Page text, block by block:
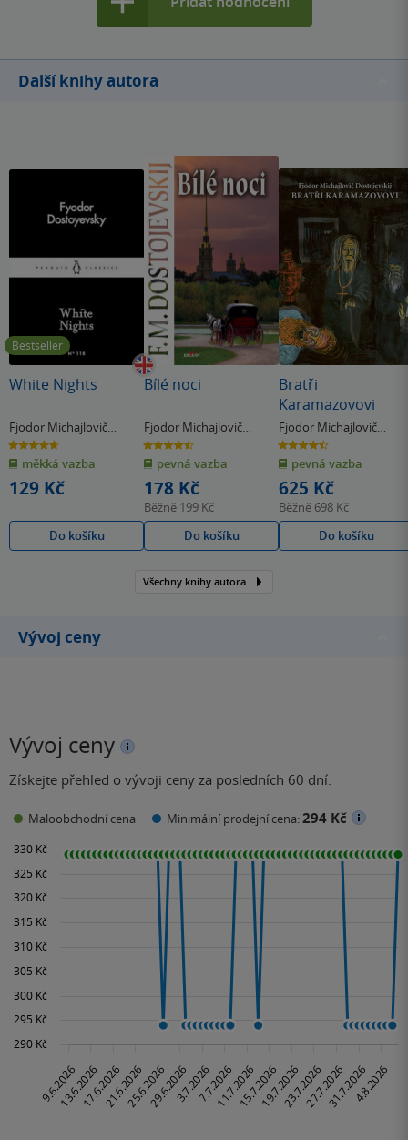
Další knihy autora
Bestseller
White Nights
Fjodor Michajlovič
Dostojevskij
4.7
z
5
hvězdiček
měkká vazba
129 Kč
Do košíku
Bílé noci
Fjodor Michajlovič
Dostojevskij
4.5
z
5
hvězdiček
pevná vazba
178 Kč
Běžně 199 Kč
Do košíku
Bratři
Karamazovovi
Fjodor Michajlovič
Dostojevskij
4.5
z
5
hvězdiček
pevná vazba
625 Kč
Běžně 698 Kč
Do košíku
Všechny knihy autora
Vývoj ceny
Vývoj ceny
Získejte přehled o vývoji ceny za posledních 60 dní.
Maloobchodní cena Minimální prodejní cena:294 Kč